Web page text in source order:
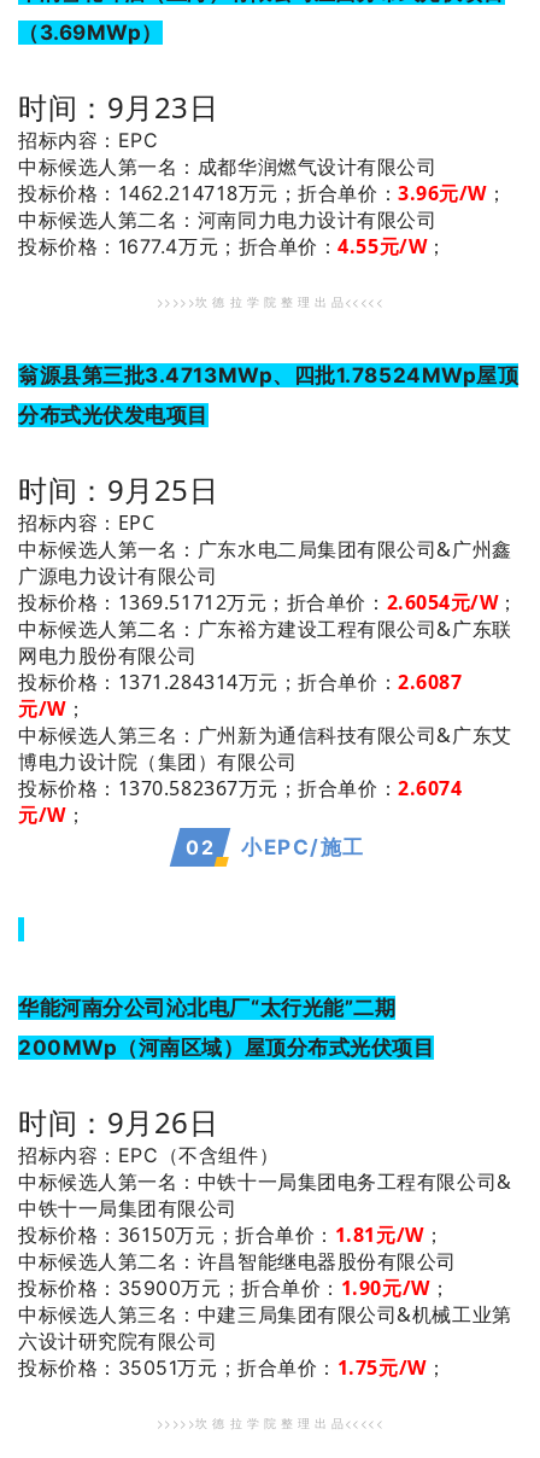
（3.69MWp）
时间：9月23日
招标内容：EPC
中标候选人第一名 ：成都华润燃气设计有限公司
投标价格：1462.214718万元；折合单价：3.96元/W；
中标候选人第二名 ：河南同力电力设计有限公司
投标价格：1677.4万元； 折合单价：4.55元/W；
>>>>>坎 德 拉 学 院 整 理 出 品<<<<<
翁源县第三批3.4713MWp、四批1.78524MWp屋顶
分布式光伏发电项目
时间：9月25日
招标内容：EPC
中标候选人第一名 ：广东水电二局集团有限公司&广州鑫
广源电力设计有限公司
投标价格：1369.51712万元； 折合单价： 2.6054元/W；
中标候选人第二名 ：广东裕方建设工程有限公司&广东联
网电力股份有限公司
投标价格：1371.284314万元；折合单价：2.6087
元/W；
中标候选人第三名 ：广州新为通信科技有限公司&广东艾
博电力设计院（集团）有限公司
投标价格：1370.582367万元；折合单价：2.6074
元/W；
02 小EPC/施工
华能河南分公司沁北电厂“太行光能”二期
200MWp（河南区域）屋顶分布式光伏项目
时间：9月26日
招标内容：EPC（不含组件）
中标候选人第一名 ：中铁十一局集团电务工程有限公司&
中铁十一局集团有限公司
投标价格：36150万元；折合单价： 1.81元/W；
中标候选人第二名 ：许昌智能继电器股份有限公司
投标价格：35900万元；折合单价： 1.90元/W；
中标候选人第三名 ：中建三局集团有限公司&机械工业第
六设计研究院有限公司
投标价格：35051万元；折合单价： 1.75元/W；
>>>>>坎 德 拉 学 院 整 理 出 品<<<<<